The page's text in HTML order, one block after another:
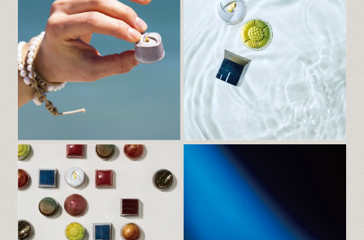
おいしくなりました。
今後もお客様にご満足いただける商品の開発
及びサービスの更なる向上に努めて参りま
す。
引き続きご愛顧賜りますようよろしくお願い
申し上げます。
2025.11.12
【オンラインショップ 一時休止のお知ら
日頃より Nakamura Chocolate をご愛顧い
ただき誠にありがとうございます。
この度、サイトリニューアルに向けまして、
通販サイトでの販売を一時休止させていただ
きます。
ご不便をおかけしますが何卒よろしくお願い
申し上げます。